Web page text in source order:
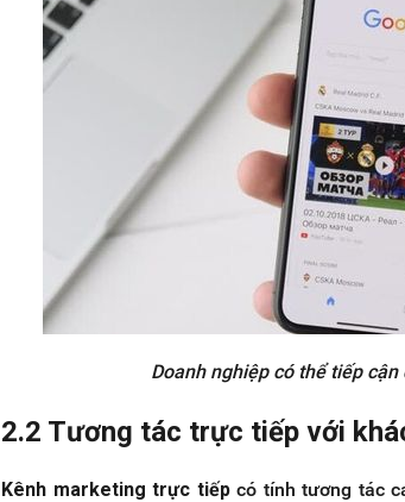
Doanh nghiệp có thể tiếp
2.2 Tương tác trực tiếp với
Kênh marketing trực tiếpcó tính tương tác